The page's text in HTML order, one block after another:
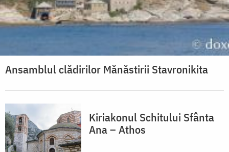
Ansamblul clădirilor Mănăstirii Stavronikita
Kiriakonul Schitului Sfânta
Ana – Athos